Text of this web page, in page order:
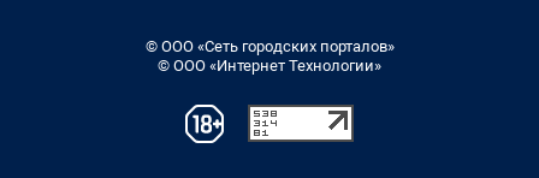
© ООО «Сеть городских порталов»
© ООО «Интернет Технологии»